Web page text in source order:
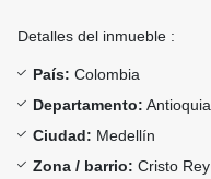
Detalles del inmueble :
País: Colombia
Departamento: Antioquia
Ciudad: Medellín
Zona / barrio: Cristo Rey